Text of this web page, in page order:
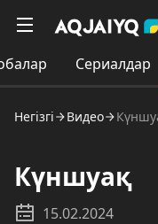
Сериалдар
Негізгі Видео
Күншуақ
15.02.2024